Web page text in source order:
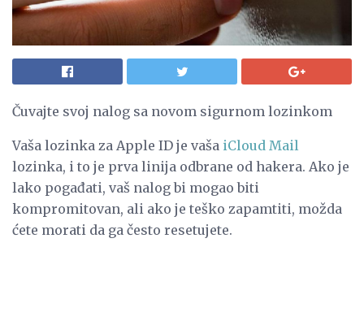
Čuvajte svoj nalog sa novom sigurnom lozinkom
Vaša lozinka za Apple ID je vaša iCloud Mail
lozinka, i to je prva linija odbrane od hakera. Ako je
lako pogađati, vaš nalog bi mogao biti
kompromitovan, ali ako je teško zapamtiti, možda
ćete morati da ga često resetujete.